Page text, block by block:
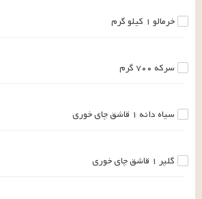
خرمالو ۱ کیلو گرم
سرکه ۷۰۰ گرم
سیاه دانه ۱ قاشق چای خوری
گلپر ۱ قاشق چای خوری